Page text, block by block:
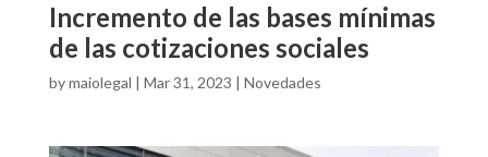
Incremento de las bases mínimas
de las cotizaciones sociales
bymaiolegal | Mar 31, 2023 | Novedades